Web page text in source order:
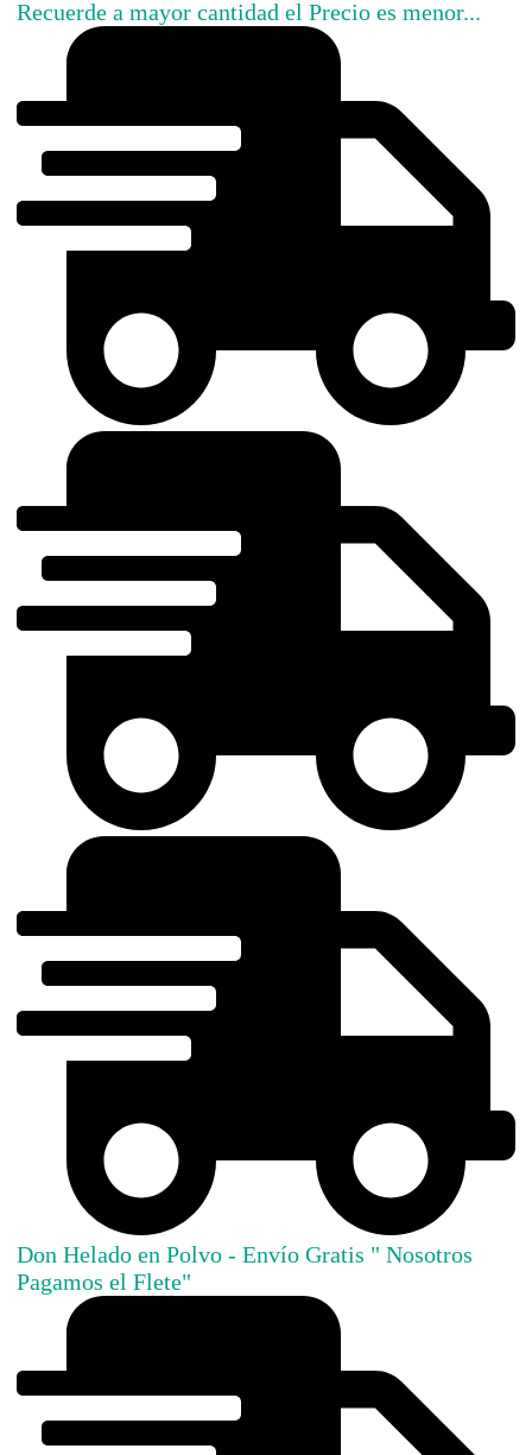
Recuerde a mayor cantidad el Precio es menor...
Don Helado en Polvo - Envío Gratis " Nosotros
Pagamos el Flete"